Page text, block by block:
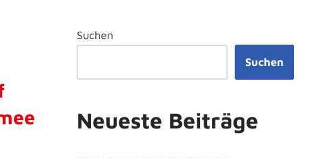
Suchen
Suchen
Neueste Beiträge